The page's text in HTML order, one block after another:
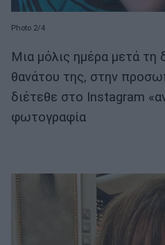
Photo 2/4
Μια μόλις ημέρα μετά τη
θανάτου της, στην
διέτεθε στο Instagram
φωτογραφία